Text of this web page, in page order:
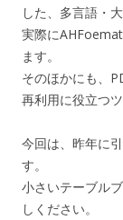
した、多言語・
実際に
ます。
そのほかにも、
再利用に役立つ
今回は、昨年に
す。
小さいテーブル
しください。